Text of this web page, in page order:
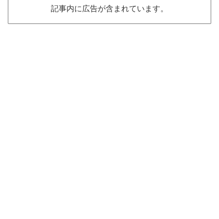
記事内に広告が含まれています。